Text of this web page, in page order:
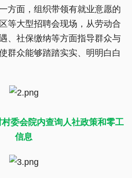
方面，组织带领有就业意愿的
等大型招聘会现场，从劳动合
、社保缴纳等方面指导群众与
群众能够踏踏实实、明明白白
委会院内查询人社政策和零工
信息